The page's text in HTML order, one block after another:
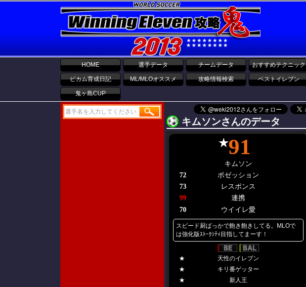
HOME 選手データ チームデータ おすすめテクニック
ビカム育成日記 ML/MLOオススメ 攻略情報検索 ベストイレブン
鬼ヶ島CUP
キムソンさんのデータ
★91
キムソン
72 ポゼッション
73 レスポンス
99 連携
70 ウイイレ愛
スピード厨ばっかで飽き飽きしてる。MLOで
は強化版ｽﾄｰｸｼﾃｨ目指してまーす！
★
天性のイレブン
★
キリ番ゲッター
★
新人王